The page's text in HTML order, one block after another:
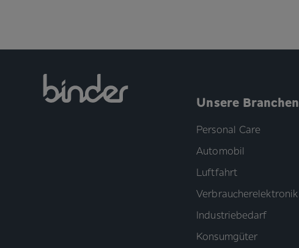
Unsere Branchen
Personal Care
Automobil
Luftfahrt
Verbraucherelektronik
Industriebedarf
Konsumgüter